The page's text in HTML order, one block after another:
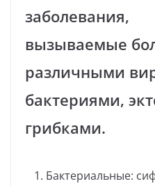
заболевания,
вызываемые
различными
бактериями,
грибками.
Бактериальные: